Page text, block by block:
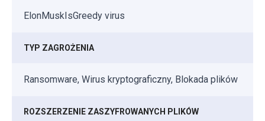
ElonMuskIsGreedy virus
TYP ZAGROŻENIA
Ransomware, Wirus kryptograficzny, Blokada plików
ROZSZERZENIE ZASZYFROWANYCH PLIKÓW